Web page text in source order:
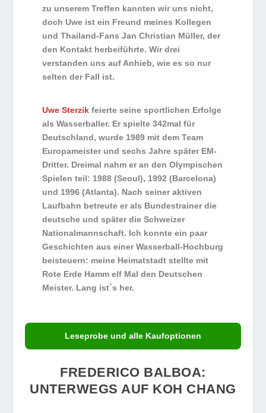
zu unserem Treffen kannten wir uns nicht,
doch Uwe ist ein Freund meines Kollegen
und Thailand-Fans Jan Christian Müller, der
den Kontakt herbeiführte. Wir drei
verstanden uns auf Anhieb, wie es so nur
selten der Fall ist.
Uwe Sterzik feierte seine sportlichen Erfolge
als Wasserballer. Er spielte 342mal für
Deutschland, wurde 1989 mit dem Team
Europameister und sechs Jahre später EM-
Dritter. Dreimal nahm er an den Olympischen
Spielen teil: 1988 (Seoul), 1992 (Barcelona)
und 1996 (Atlanta). Nach seiner aktiven
Laufbahn betreute er als Bundestrainer die
deutsche und später die Schweizer
Nationalmannschaft. Ich konnte ein paar
Geschichten aus einer Wasserball-Hochburg
beisteuern: meine Heimatstadt stellte mit
Rote Erde Hamm elf Mal den Deutschen
Meister. Lang ist`s her.
Leseprobe und alle Kaufoptionen
FREDERICO BALBOA:
UNTERWEGS AUF KOH CHANG